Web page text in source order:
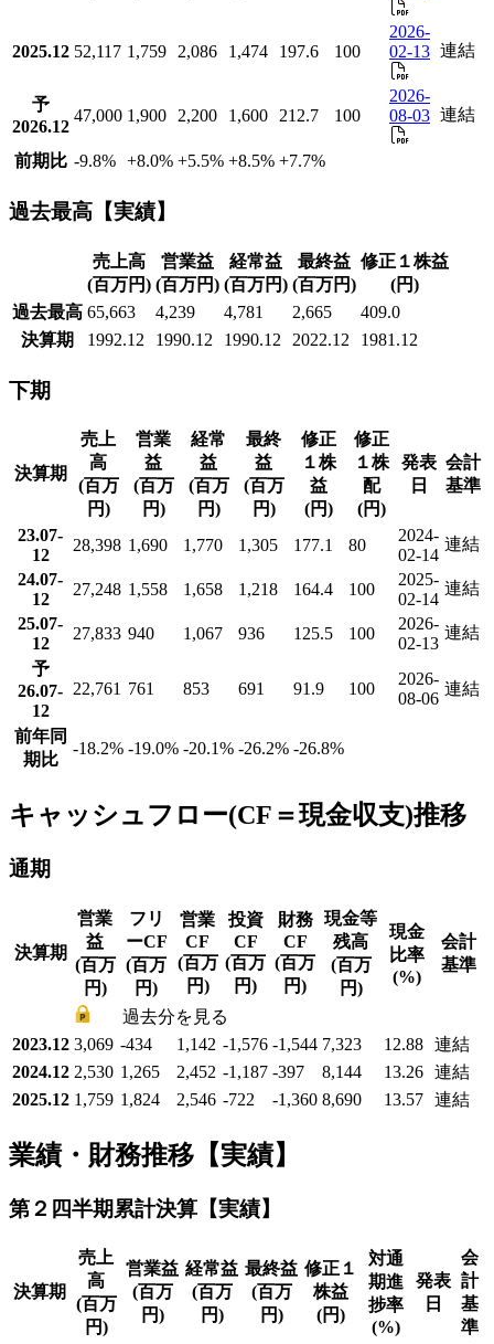
2025.12 52,117 1,759 2,086 1,474 197.6 100
2026-
02-13 連結
予
2026.12
47,000 1,900 2,200 1,600 212.7 100
2026-
08-03 連結
前期比 -9.8% +8.0% +5.5% +8.5% +7.7%
過去最高【実績】
売上高
(百万円)
営業益
(百万円)
経常益
(百万円)
最終益
(百万円)
修正１株益
(円)
過去最高 65,663 4,239 4,781 2,665
409.0
決算期
1992.12 1990.12 1990.12 2022.12 1981.12
下期
決算期
売上
高
(百万
円)
営業
益
(百万
円)
経常
益
(百万
円)
最終
益
(百万
円)
修正
１株
益
(円)
修正
１株
配
(円)
発表
日
会計
基準
23.07-
12
28,398 1,690 1,770 1,305 177.1 80
2024-
02-14
連結
24.07-
12
27,248 1,558 1,658 1,218 164.4 100
2025-
02-14
連結
25.07-
12
27,833 940 1,067 936 125.5 100
2026-
02-13
連結
予
26.07-
12
22,761 761 853 691 91.9 100
2026-
08-06
連結
前年同
期比
-18.2% -19.0% -20.1% -26.2% -26.8%
キャッシュフロー(CF＝現金収支)推移
通期
決算期
営業
益
(百万
円)
フリ
ーCF
(百万
円)
営業
CF
(百万
円)
投資
CF
(百万
円)
財務
CF
(百万
円)
現金等
残高
(百万
円)
現金
比率
(%)
会計
基準
過去分を見る
2023.12 3,069 -434 1,142 -1,576 -1,544 7,323 12.88 連結
2024.12 2,530 1,265 2,452 -1,187 -397 8,144 13.26 連結
2025.12 1,759 1,824 2,546 -722 -1,360 8,690 13.57 連結
業績・財務推移【実績】
第２四半期累計決算【実績】
決算期
売上
高
(百万
円)
営業益
(百万
円)
経常益
(百万
円)
最終益
(百万
円)
修正１
株益
(円)
対通
期進
捗率
(%)
発表
日
会
計
基
準